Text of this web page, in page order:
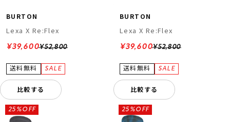
BURTON
Lexa X Re:Flex
¥52,800
¥39,600
比較する
BURTON
Lexa X Re:Flex
¥52,800
¥39,600
比較する
25%OFF 25%OFF